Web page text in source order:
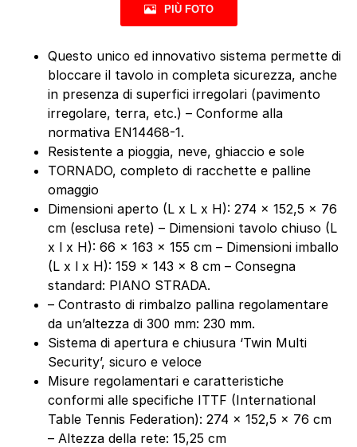
PIÙ FOTO
Questo unico ed innovativo sistema permette di
bloccare il tavolo in completa sicurezza, anche
in presenza di superfici irregolari (pavimento
irregolare, terra, etc.) – Conforme alla
normativa EN14468-1.
Resistente a pioggia, neve, ghiaccio e sole
TORNADO, completo di racchette e palline
omaggio
Dimensioni aperto (L x L x H): 274 x 152,5 x 76
cm (esclusa rete) – Dimensioni tavolo chiuso (L
x l x H): 66 x 163 x 155 cm – Dimensioni imballo
(L x l x H): 159 x 143 x 8 cm – Consegna
standard: PIANO STRADA.
– Contrasto di rimbalzo pallina regolamentare
da un’altezza di 300 mm: 230 mm.
Sistema di apertura e chiusura ‘Twin Multi
Security’, sicuro e veloce
Misure regolamentari e caratteristiche
conformi alle specifiche ITTF (International
Table Tennis Federation): 274 x 152,5 x 76 cm
– Altezza della rete: 15,25 cm